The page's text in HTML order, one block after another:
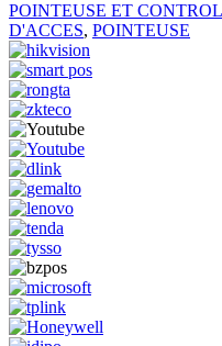
POINTEUSE ET
D'ACCES, POINTEUSE